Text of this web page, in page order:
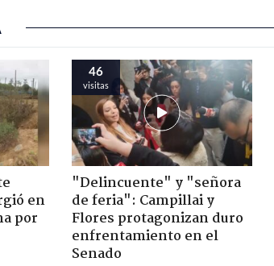
en
por
46
visitas
"Delincuente" y "señora
de feria": Campillai y
Flores protagonizan duro
enfrentamiento en el
Senado